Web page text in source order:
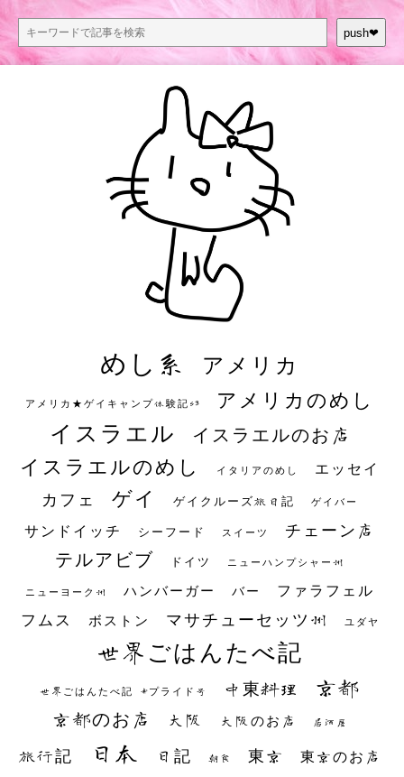
push❤︎
めし系 アメリカ
アメリカ★ゲイキャンプ体験記S3 アメリカのめし
イスラエル イスラエルのお店
イスラエルのめし イタリアのめし エッセイ
カフェ ゲイ ゲイクルーズ旅日記 ゲイバー
サンドイッチ シーフード スイーツ チェーン店
テルアビブ ドイツ ニューハンプシャー州
ニューヨーク州 ハンバーガー バー ファラフェル
フムス ボストン マサチューセッツ州 ユダヤ
世界ごはんたべ記
世界ごはんたべ記 #プライド号 中東料理 京都
京都のお店 大阪 大阪のお店 居酒屋
旅行記 日本 日記 朝食 東京 東京のお店